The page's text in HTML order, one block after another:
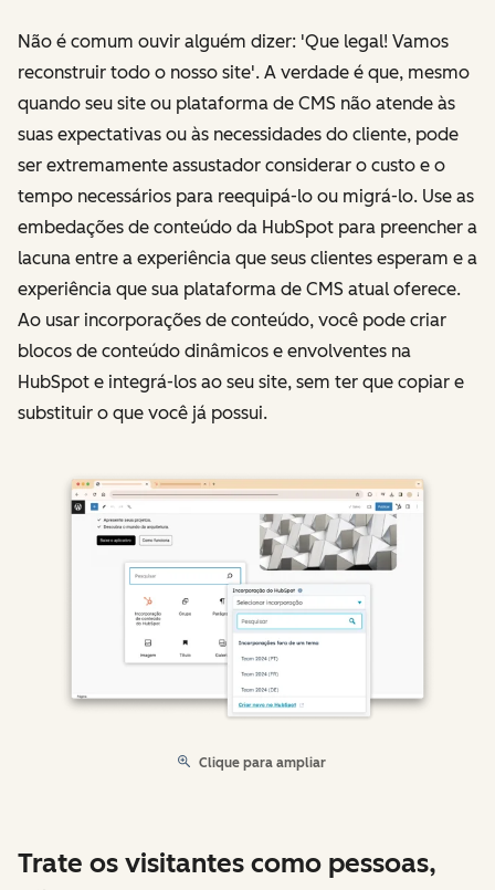
Não é comum ouvir alguém dizer: 'Que legal! Vamos
reconstruir todo o nosso site'. A verdade é que, mesmo
quando seu site ou plataforma de CMS não atende às
suas expectativas ou às necessidades do cliente, pode
ser extremamente assustador considerar o custo e o
tempo necessários para reequipá-lo ou migrá-lo. Use as
embedações de conteúdo da HubSpot para preencher a
lacuna entre a experiência que seus clientes esperam e a
experiência que sua plataforma de CMS atual oferece.
Ao usar incorporações de conteúdo, você pode criar
blocos de conteúdo dinâmicos e envolventes na
HubSpot e integrá-los ao seu site, sem ter que copiar e
substituir o que você já possui.
Clique para ampliar
Trate os visitantes como pessoas,